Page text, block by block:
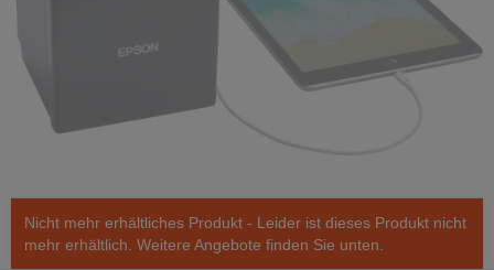
Nicht mehr erhältliches Produkt - Leider ist dieses Produkt nicht
mehr erhältlich. Weitere Angebote finden Sie unten.